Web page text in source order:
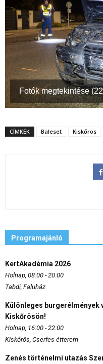
Fotók megtekintése
CÍMKÉK Baleset Kiskőrös
Programajánló
KertAkadémia 2026
Holnap, 08:00 - 20:00
Tabdi, Faluház
Különleges burgerélmények
Kiskőrösön!
Holnap, 16:00 - 22:00
Kiskőrös, Cserfes étterem
Zenés történelmi utazás